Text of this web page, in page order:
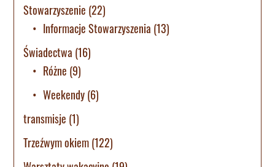
Stowarzyszenie (22)
Informacje Stowarzyszenia (13)
Świadectwa (16)
Różne (9)
Weekendy(6)
transmisje (1)
Trzeźwym okiem(122)